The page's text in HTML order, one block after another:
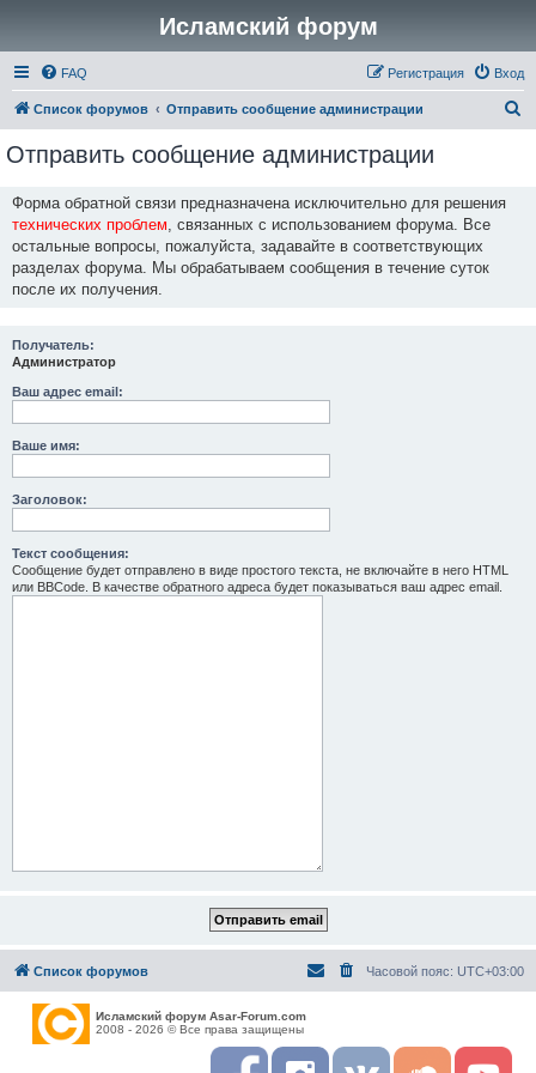
Исламский форум
FAQ Вход
Регистрация
Список форумов Отправить сообщение администрации
Отправить сообщение администрации
Форма обратной связи предназначена исключительно для решения
технических проблем, связанных с использованием форума. Все
остальные вопросы, пожалуйста, задавайте в соответствующих
разделах форума. Мы обрабатываем сообщения в течение суток
после их получения.
Получатель:
Администратор
Ваш адрес email:
Ваше имя:
Заголовок:
Текст сообщения:
Сообщение будет отправлено в виде простого текста, не включайте в него HTML
или BBCode. В качестве обратного адреса будет показываться ваш адрес email.
Список форумов Часовой пояс: UTC+03:00
Исламский форум Asar-Forum.com
2008 - 2026 © Все права защищены